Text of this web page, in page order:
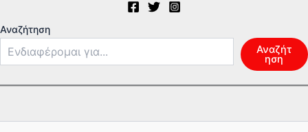
Αναζήτηση
Αναζήτ
ηση